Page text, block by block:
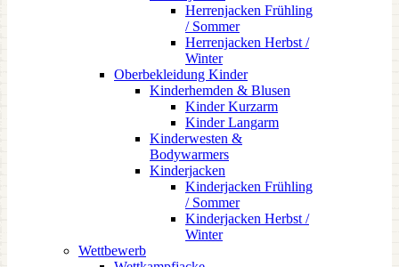
Herrenjacken Frühling
/ Sommer
Herrenjacken Herbst /
Winter
Oberbekleidung Kinder
Kinderhemden & Blusen
Kinder Kurzarm
Kinder Langarm
Kinderwesten &
Bodywarmers
Kinderjacken
Kinderjacken Frühling
/ Sommer
Kinderjacken Herbst /
Winter
Wettbewerb